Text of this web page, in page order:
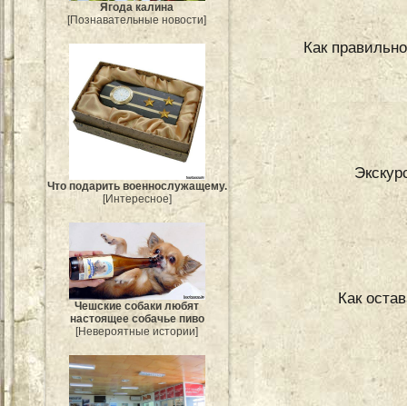
Ягода калина
[Познавательные новости]
Что подарить военнослужащему.
[Интересное]
Чешские собаки любят
настоящее собачье пиво
[Невероятные истории]
Как
Как